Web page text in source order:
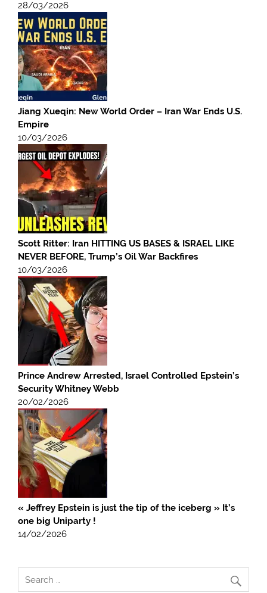
28/03/2026
Jiang Xueqin: New World Order – Iran War Ends U.S.
Empire
10/03/2026
Scott Ritter: Iran HITTING US BASES & ISRAEL LIKE
NEVER BEFORE, Trump’s Oil War Backfires
10/03/2026
Prince Andrew Arrested, Israel Controlled Epstein’s
Security Whitney Webb
20/02/2026
« Jeffrey Epstein is just the tip of the iceberg » It’s
one big Uniparty !
14/02/2026